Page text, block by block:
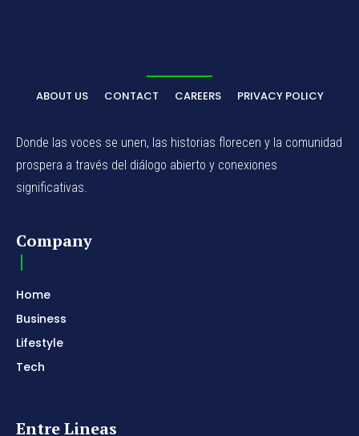
ABOUT US CONTACT CAREERS PRIVACY POLICY
Donde las voces se unen, las historias florecen y la comunidad
prospera a través del diálogo abierto y conexiones
significativas.
Company
Home
Business
Lifestyle
Tech
Entre Lineas